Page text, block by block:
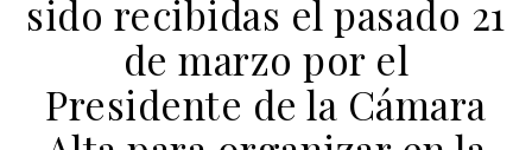
sido recibidas el pasado 21
de marzo por el
Presidente de la Cámara